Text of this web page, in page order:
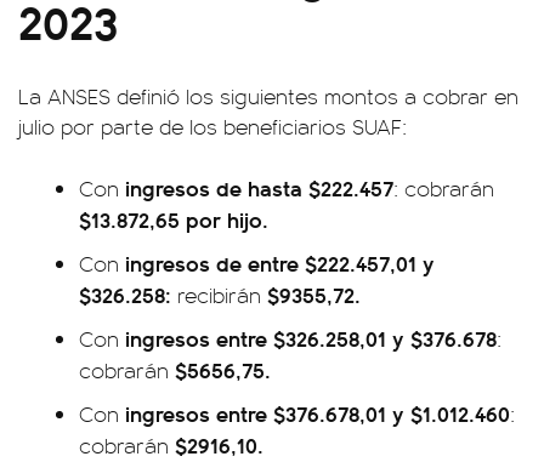
2023
La ANSES definió los siguientes montos a cobrar en
julio por parte de los beneficiarios SUAF:
Con ingresos de hasta $222.457: cobrarán
$13.872,65 por hijo.
Con ingresos de entre $222.457,01 y
$326.258: recibirán $9355,72.
Con ingresos entre $326.258,01 y $376.678:
cobrarán $5656,75.
Con ingresos entre $376.678,01 y $1.012.460:
cobrarán $2916,10.